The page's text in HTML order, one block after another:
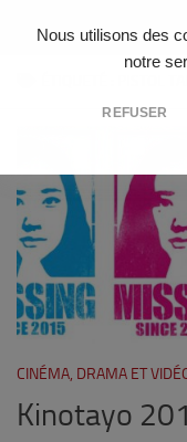
Nous utilisons des
notre
REFUSER
Skip to content
CINÉMA, DRAMA ET
Kinotayo